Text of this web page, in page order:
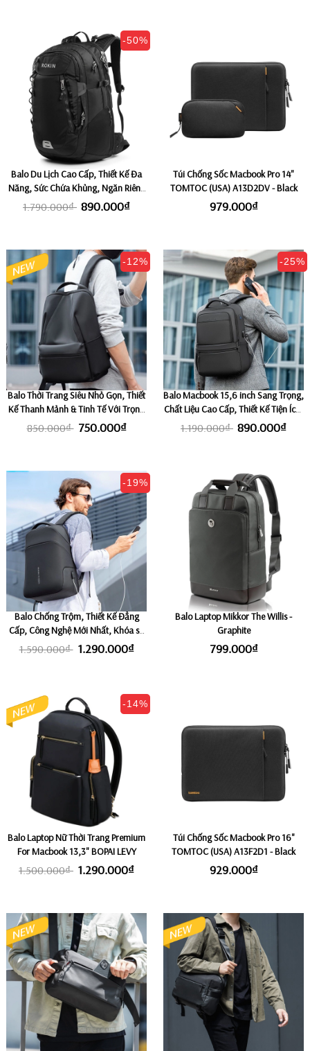
-50%
Balo Du Lịch Cao Cấp, Thiết Kế Đa
Năng, Sức Chứa Khủng, Ngăn Riêng
Đựng Laptop Fix 17,3 inch ROKIN
1.790.000₫ 890.000₫
Túi Chống Sốc Macbook Pro 14"
TOMTOC (USA) A13D2DV - Black
979.000₫
-12%
Balo Thời Trang Siêu Nhỏ Gọn, Thiết
Kế Thanh Mảnh & Tinh Tế Với Trọng
Lượng Siêu Nhẹ Fix Macbook 13.3"
850.000₫ 750.000₫
-25%
Balo Macbook 15,6 inch Sang Trọng,
Chất Liệu Cao Cấp, Thiết Kế Tiện Ích,
Ngăn Laptop Riêng MARK RYDEN
1.190.000₫ 890.000₫
-19%
Balo Chống Trộm, Thiết Kế Đẳng
Cấp, Công Nghệ Mới Nhất, Khóa số
TSA+Cổng USB, Fix Laptop 15,6"
1.590.000₫ 1.290.000₫
Balo Laptop Mikkor The Willis -
Graphite
799.000₫
-14%
Balo Laptop Nữ Thời Trang Premium
For Macbook 13,3" BOPAI LEVY
1.500.000₫ 1.290.000₫
Túi Chống Sốc Macbook Pro 16"
TOMTOC (USA) A13F2D1 - Black
929.000₫